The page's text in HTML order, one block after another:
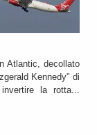
Atlantic, decollato
Kennedy" di
la rotta...